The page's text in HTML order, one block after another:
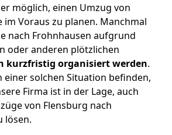
möglich, einen Umzug von
im Voraus zu planen. Manchmal
nach Frohnhausen aufgrund
oder anderen plötzlichen
kurzfristig organisiert werden.
einer solchen Situation befinden,
Firma ist in der Lage, auch
von Flensburg nach
lösen.